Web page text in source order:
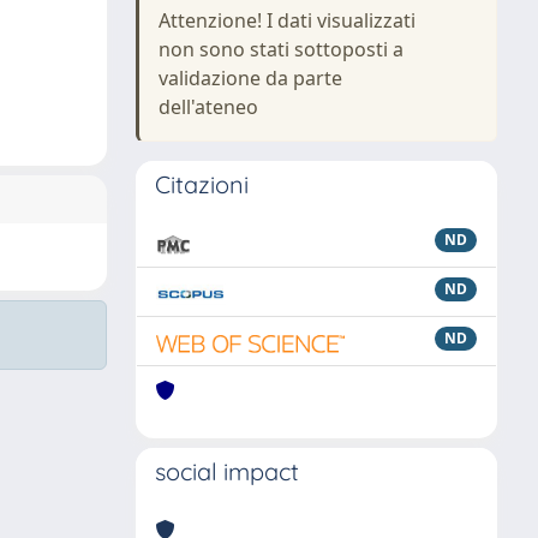
Attenzione! I dati visualizzati
non sono stati sottoposti a
validazione da parte
dell'ateneo
Citazioni
ND
ND
ND
social impact